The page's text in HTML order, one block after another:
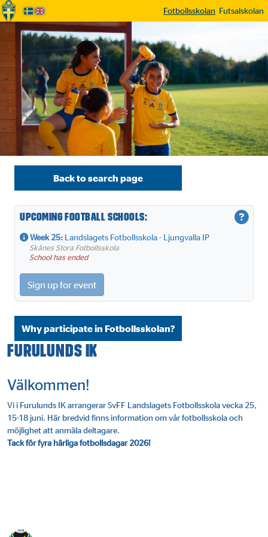
Fotbollsskolan Futsalskolan
Furulunds IK
Välkommen!
Vi i Furulunds IK arrangerar SvFF Landslagets Fotbollsskola vecka 25,
15-18 juni. Här bredvid finns information om vår fotbollsskola och
möjlighet att anmäla deltagare.
Tack för fyra härliga fotbollsdagar 2026!
Back to search page
Upcoming football schools:
Week 25: Landslagets Fotbollsskola - Ljungvalla IP
Skånes Stora Fotbollsskola
School has ended
Sign up for event
Why participate in Fotbollsskolan?